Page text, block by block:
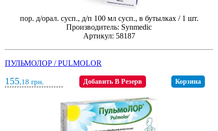
пор. д/орал. сусп., д/п 100 мл сусп., в бутылках / 1 шт.
Производитель: Synmedic
Артикул: 58187
ПУЛЬМОЛОР / PULMOLOR
155,18 грн. Добавить В Резерв Корзина